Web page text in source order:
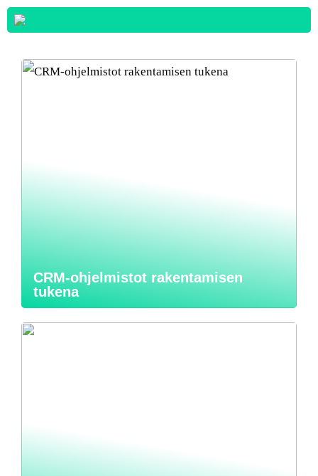
CRM-ohjelmistot rakentamisen
tukena